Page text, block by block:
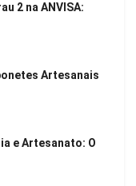
2 na ANVISA:
Artesanais
e Artesanato: O